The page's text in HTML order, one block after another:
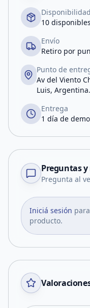
Disponibilidad
10 disponibles
Envío
Retiro por
Punto de
Av del Viento
Luis, Argentina.
Entrega
1 día de
Preguntas
Pregunta al
Iniciá sesión
producto.